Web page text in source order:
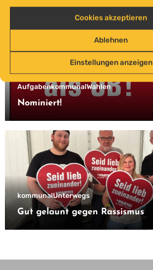
Cookies akzeptieren
Ablehnen
Einstellungen anzeigen
AufgabenkommunalWahlen
Nominiert!
kommunalUnterwegs
Gut gelaunt gegen Rassismus